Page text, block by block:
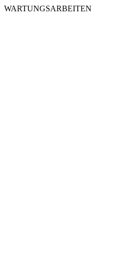
WARTUNGSARBEITEN